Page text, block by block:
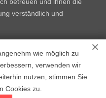
wie möglich zu
verwenden wir
nutzen, stimmen Sie
Cookies zu.
verständlich und
NRW